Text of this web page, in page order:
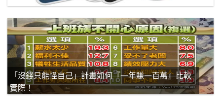
「沒錢只能怪自己」計畫如何『一年賺一百萬』比較
實際！